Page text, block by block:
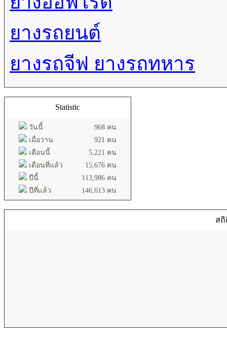
ยางรถยนต์
ยางรถจีฟ ยางรถทหาร
Statistic
วันนี้
968 คน
เมื่อวาน
921 คน
เดือนนี้
5,221 คน
เดือนที่แล้ว
15,676 คน
ปีนี้
113,986 คน
ปีที่แล้ว
146,613 คน
สถิ